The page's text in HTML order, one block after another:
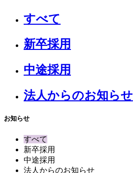
すべて
新卒採用
中途採用
法人からのお知らせ
お知らせ
すべて
新卒採用
中途採用
法人からのお知らせ